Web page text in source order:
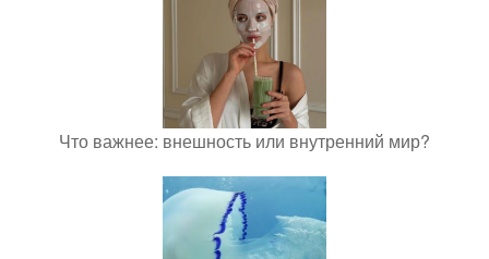
Что важнее: внешность или внутренний мир?